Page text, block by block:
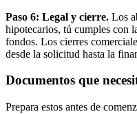
Paso 6: Legal y cierre. Los
hipotecarios, tú cumples con
fondos. Los cierres
desde la solicitud hasta la
Documentos que
Prepara estos antes de